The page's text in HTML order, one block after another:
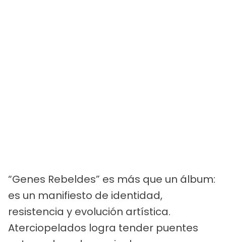
“Genes Rebeldes” es más que un álbum:
es un manifiesto de identidad,
resistencia y evolución artística.
Aterciopelados logra tender puentes